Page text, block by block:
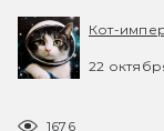
Кот-
22
1676